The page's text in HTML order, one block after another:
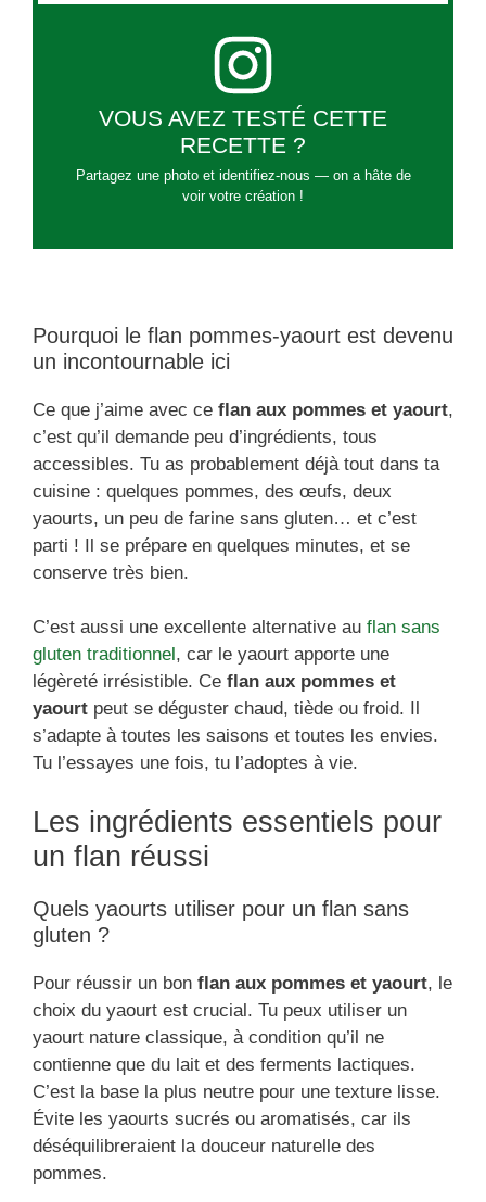
VOUS AVEZ TESTÉ CETTE
RECETTE ?
Partagez une photo et identifiez-nous — on a hâte de
voir votre création !
Pourquoi le flan pommes-yaourt est devenu
un incontournable ici
Ce que j’aime avec ce flan aux pommes et yaourt,
c’est qu’il demande peu d’ingrédients, tous
accessibles. Tu as probablement déjà tout dans ta
cuisine : quelques pommes, des œufs, deux
yaourts, un peu de farine sans gluten… et c’est
parti ! Il se prépare en quelques minutes, et se
conserve très bien.
C’est aussi une excellente alternative au flan sans
gluten traditionnel , car le yaourt apporte une
légèreté irrésistible. Ce flan aux pommes et
yaourt peut se déguster chaud, tiède ou froid. Il
s’adapte à toutes les saisons et toutes les envies.
Tu l’essayes une fois, tu l’adoptes à vie.
Les ingrédients essentiels pour
un flan réussi
Quels yaourts utiliser pour un flan sans
gluten ?
Pour réussir un bon flan aux pommes et yaourt, le
choix du yaourt est crucial. Tu peux utiliser un
yaourt nature classique, à condition qu’il ne
contienne que du lait et des ferments lactiques.
C’est la base la plus neutre pour une texture lisse.
Évite les yaourts sucrés ou aromatisés, car ils
déséquilibreraient la douceur naturelle des
pommes.